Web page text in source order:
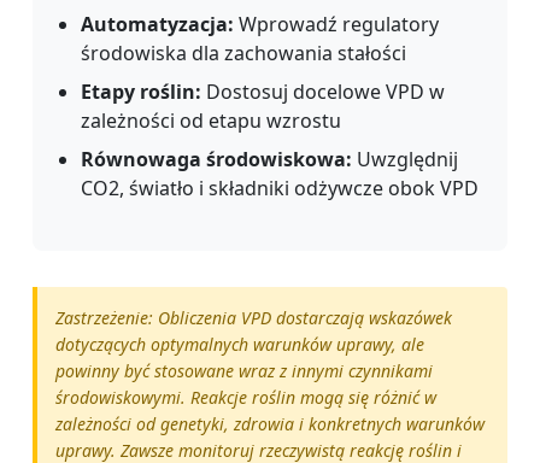
Automatyzacja: Wprowadź regulatory
środowiska dla zachowania stałości
Etapy roślin: Dostosuj docelowe VPD w
zależności od etapu wzrostu
Równowaga środowiskowa: Uwzględnij
CO2, światło i składniki odżywcze obok VPD
Zastrzeżenie: Obliczenia VPD dostarczają wskazówek
dotyczących optymalnych warunków uprawy, ale
powinny być stosowane wraz z innymi czynnikami
środowiskowymi. Reakcje roślin mogą się różnić w
zależności od genetyki, zdrowia i konkretnych warunków
uprawy. Zawsze monitoruj rzeczywistą reakcję roślin i